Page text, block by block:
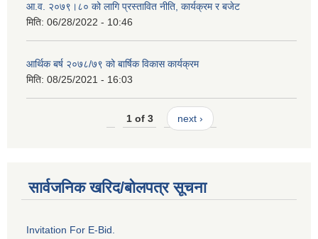
आ.व. २०७९।८० को लागि प्रस्तावित नीति, कार्यक्रम र बजेट
मिति: 06/28/2022 - 10:46
आर्थिक बर्ष २०७८/७९ को बार्षिक विकास कार्यक्रम
मिति: 08/25/2021 - 16:03
1 of 3 next ›
सार्वजनिक खरिद/बोलपत्र सूचना
Invitation For E-Bid.